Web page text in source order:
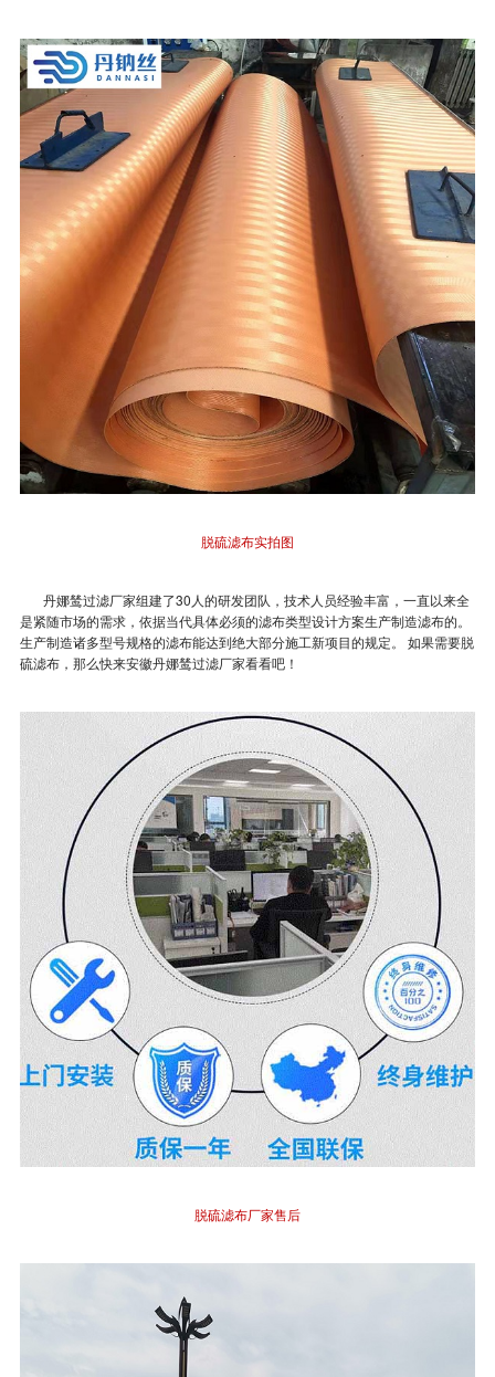
脱硫滤布实拍图
丹娜鸶过滤厂家组建了30人的研发团队，技术人员经验丰富，一直以来全
是紧随市场的需求，依据当代具体必须的滤布类型设计方案生产制造滤布的。
生产制造诸多型号规格的滤布能达到绝大部分施工新项目的规定。 如果需要脱
硫滤布，那么快来安徽丹娜鸶过滤厂家看看吧！
脱硫滤布厂家售后